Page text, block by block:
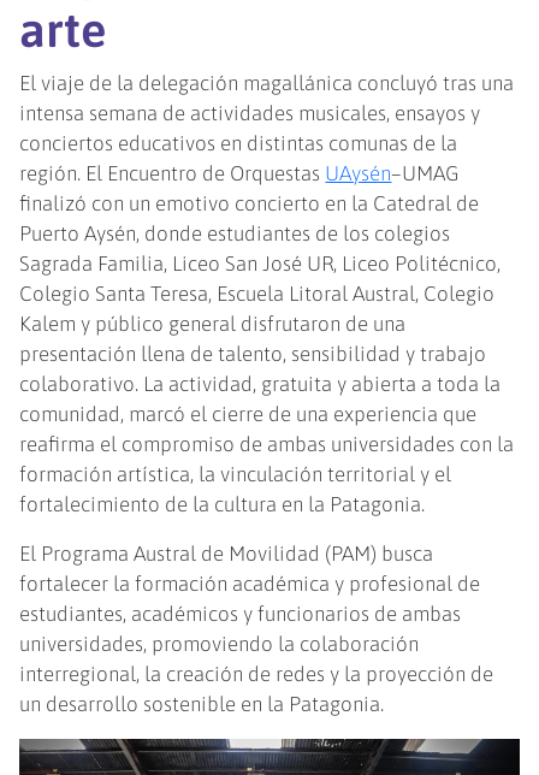
arte
El viaje de la delegación magallánica concluyó tras una
intensa semana de actividades musicales, ensayos y
conciertos educativos en distintas comunas de la
región. El Encuentro de Orquestas UAysén–UMAG
finalizó con un emotivo concierto en la Catedral de
Puerto Aysén, donde estudiantes de los colegios
Sagrada Familia, Liceo San José UR, Liceo Politécnico,
Colegio Santa Teresa, Escuela Litoral Austral, Colegio
Kalem y público general disfrutaron de una
presentación llena de talento, sensibilidad y trabajo
colaborativo. La actividad, gratuita y abierta a toda la
comunidad, marcó el cierre de una experiencia que
reafirma el compromiso de ambas universidades con la
formación artística, la vinculación territorial y el
fortalecimiento de la cultura en la Patagonia.
El Programa Austral de Movilidad (PAM) busca
fortalecer la formación académica y profesional de
estudiantes, académicos y funcionarios de ambas
universidades, promoviendo la colaboración
interregional, la creación de redes y la proyección de
un desarrollo sostenible en la Patagonia.